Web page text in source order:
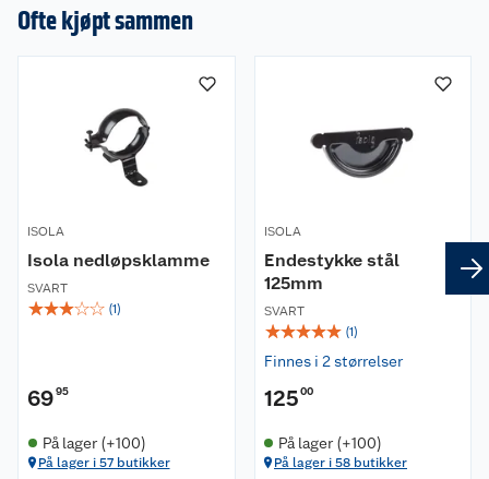
Ofte kjøpt sammen
ISOLA
Isola nedløpsklamme
SVART
☆☆☆☆☆ (1)
6995
På lager (+100)
På lager i 57 butikker
ISOLA
Endestykke stål
125mm
SVART
☆☆☆☆☆ (1)
Finnes i 2 størrelser
125 00
På lager (+100)
På lager i 58 butikker